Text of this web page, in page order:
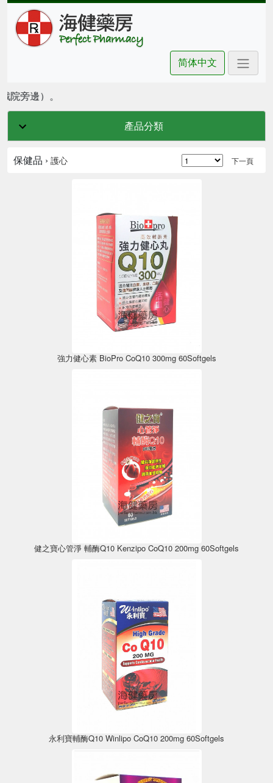
简体中文
旁邊）。
產品分類
保健品 › 護心 下一頁
強力健心素 BioPro CoQ10 300mg 60Softgels
健之寶心管淨 輔酶Q10 Kenzipo CoQ10 200mg 60Softgels
永利寶輔酶Q10 Winlipo CoQ10 200mg 60Softgels